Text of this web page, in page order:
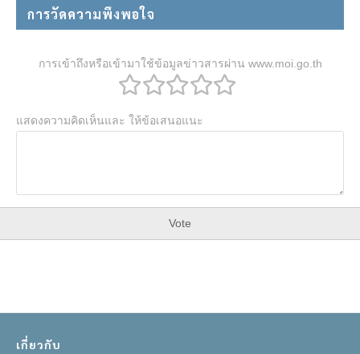
การวัดความพึงพอใจ
การเข้าถึงหรือเข้ามาใช้ข้อมูลข่าวสารผ่าน www.moi.go.th
แสดงความคิดเห็นและ ให้ข้อเสนอแนะ
Vote
เกี่ยวกับ